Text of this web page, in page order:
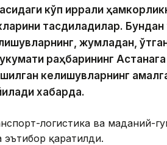
кўп қиррали
тасдиқладилар. Бундан
жумладан,
раҳбарининг
келишувларнинг
хабарда.
логистика ва маданий-
эътибор қаратилди.